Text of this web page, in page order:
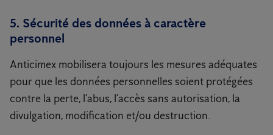
5. Sécurité des données à caractère
personnel
Anticimex mobilisera toujours les mesures adéquates
pour que les données personnelles soient protégées
contre la perte, l’abus, l’accès sans autorisation, la
divulgation, modification et/ou destruction.